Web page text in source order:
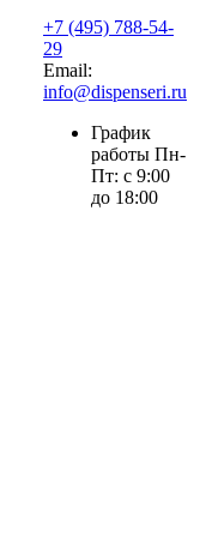
+7 (495) 788-54-
29
Email:
info@dispenseri.ru
График
работы Пн-
Пт: с 9:00
до 18:00